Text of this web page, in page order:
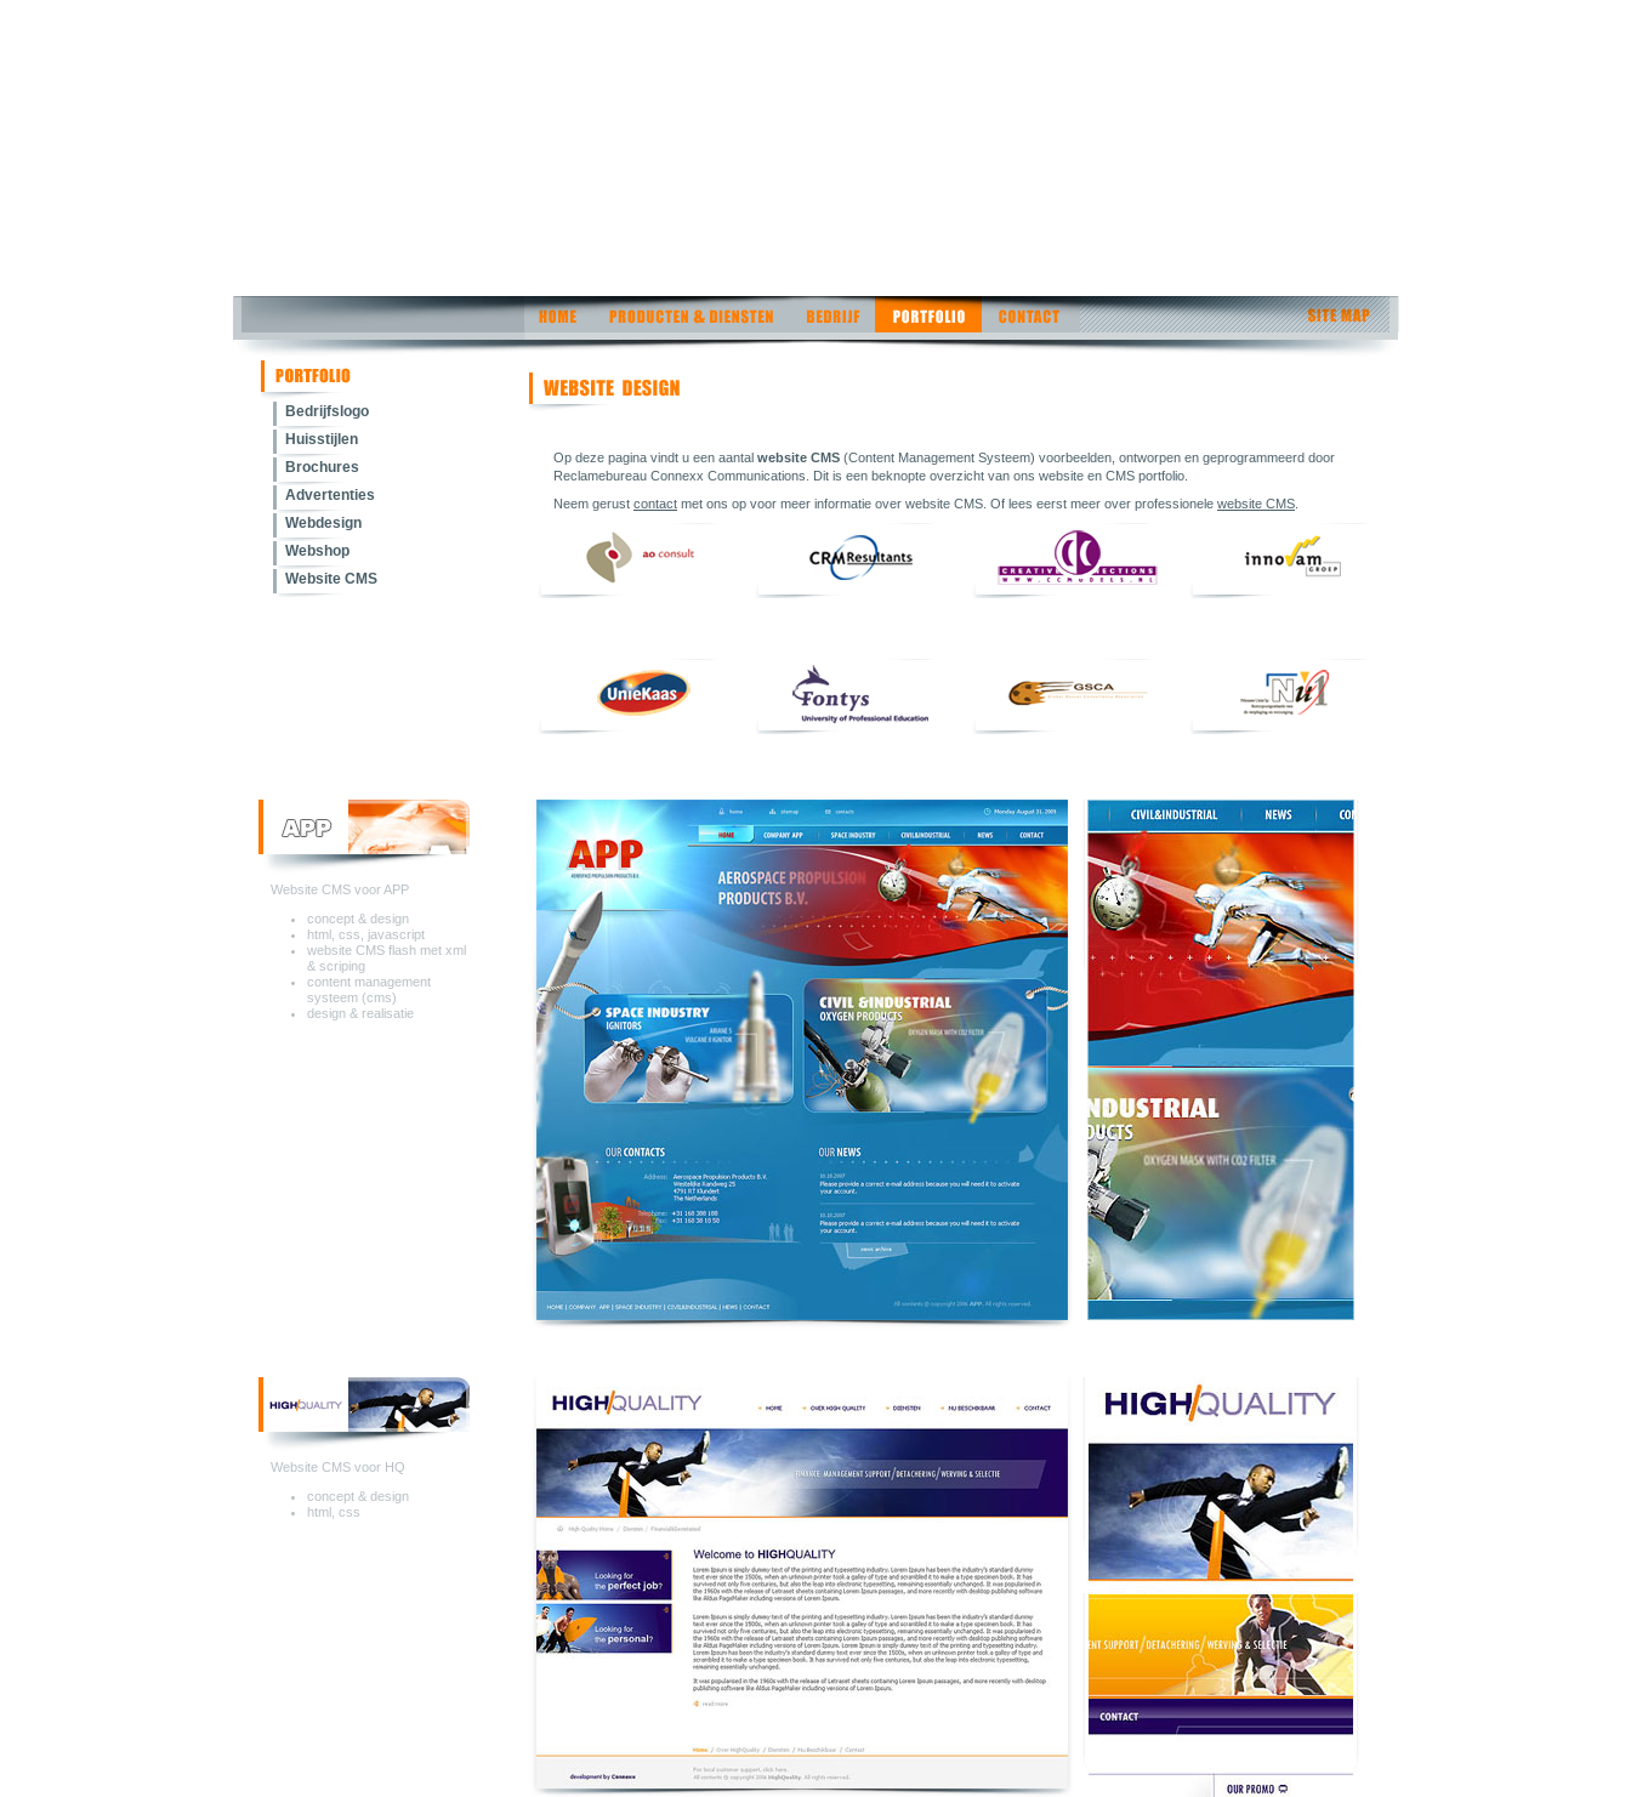
Bedrijfslogo
Huisstijlen
Brochures
Advertenties
Webdesign
Webshop
Website CMS
Op deze pagina vindt u een aantal website CMS (Content Management Systeem) voorbeelden, ontworpen en geprogrammeerd door
Reclamebureau Connexx Communications. Dit is een beknopte overzicht van ons website en CMS portfolio.
Neem gerust contact met ons op voor meer informatie over website CMS. Of lees eerst meer over professionele website CMS
Website CMS voor APP
concept & design
html, css, javascript
website CMS flash met xml
& scriping
content management
systeem (cms)
design & realisatie
Website CMS voor HQ
concept & design
html, css